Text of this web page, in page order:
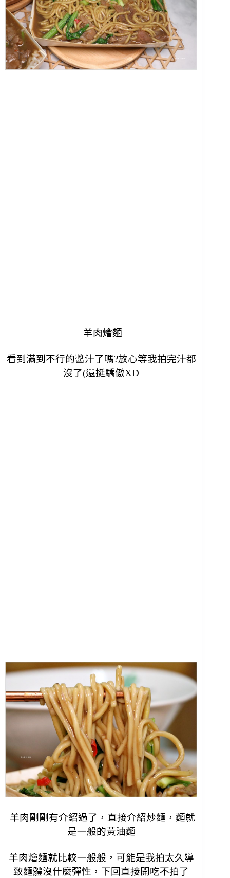
羊肉燴麵
看到滿到不行的醬汁了嗎?放心等我拍完汁都
沒了(還挺驕傲XD
羊肉剛剛有介紹過了，直接介紹炒麵，麵就
是一般的黃油麵
羊肉燴麵就比較一般般，可能是我拍太久導
致麵體沒什麼彈性，下回直接開吃不拍了